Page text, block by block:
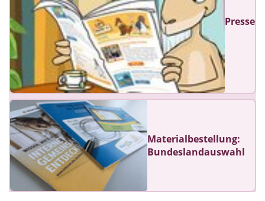
Presse
Materialbestellung:
Bundeslandauswahl